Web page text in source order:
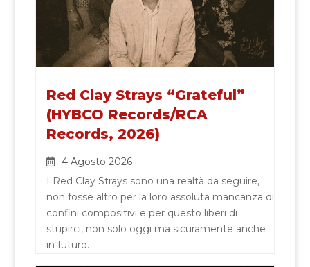
Red Clay Strays “Grateful”
(HYBCO Records/RCA
Records, 2026)
4 Agosto 2026
I Red Clay Strays sono una realtà da seguire,
non fosse altro per la loro assoluta mancanza di
confini compositivi e per questo liberi di
stupirci, non solo oggi ma sicuramente anche
in futuro.